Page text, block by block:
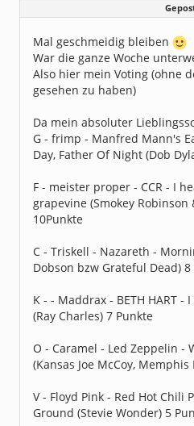
Rain am Lech (Bayern)
Alter:
54
laut.fm/musikzirku…
Beiträge:
6540
Dabei seit:
05 / 2006
Mal geschmeidig bleiben
War die ganze Woche
Also hier mein Voting (ohne
gesehen zu haben)
Da mein absoluter
G - frimp - Manfred Mann's
Day, Father Of Night (Dob
F - meister proper - CCR - I
grapevine (Smokey
10Punkte
C - Triskell - Nazareth -
Dobson bzw Grateful Dead) 8
K - - Maddrax - BETH HART -
(Ray Charles) 7 Punkte
O - Caramel - Led Zeppelin -
(Kansas Joe McCoy,
V - Floyd Pink - Red Hot Chili
Ground (Stevie Wonder) 5